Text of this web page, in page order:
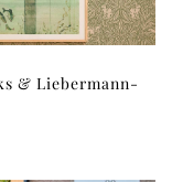
& Liebermann-